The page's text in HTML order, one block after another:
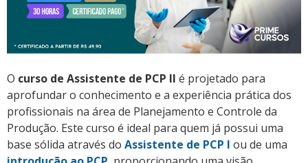
O curso de Assistente de PCP II é projetado para
aprofundar o conhecimento e a experiência prática dos
profissionais na área de Planejamento e Controle da
Produção. Este curso é ideal para quem já possui uma
base sólida através do Assistente de PCP I ou de uma